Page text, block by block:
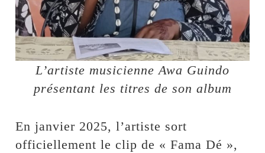
L’artiste musicienne Awa Guindo
présentant les titres de son album
En janvier 2025, l’artiste sort
officiellement le clip de « Fama Dé »,